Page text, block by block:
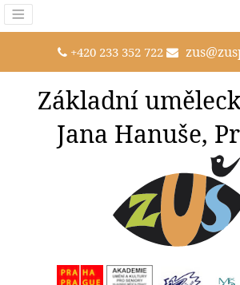
+420 233 352 722
Základní
Jana Hanuše,